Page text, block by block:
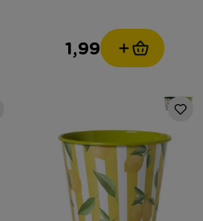
1,99